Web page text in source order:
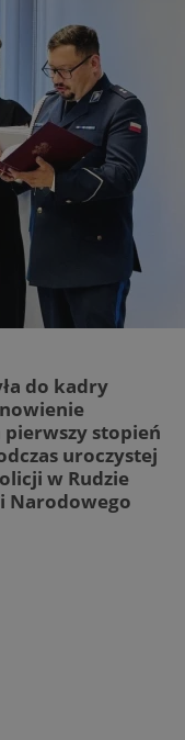
do kadry
pierwszy stopień
uroczystej
w Rudzie
Narodowego